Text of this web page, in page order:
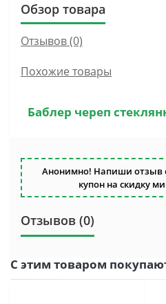
Обзор товара
Отзывов (0)
Похожие товары
Баблер череп
Анонимно! Напиши отзыв
купон на скидку
Отзывов (0)
С этим товаром